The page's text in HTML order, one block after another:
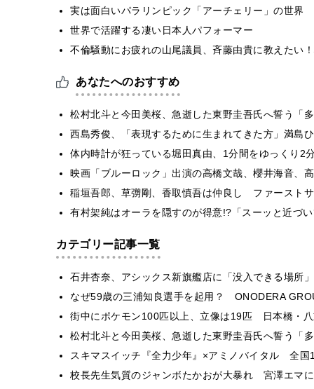
実は面白いパラリンピック「アーチェリー」の世界
世界で活躍する凄い日本人パフォーマー
不倫騒動にお疲れの山尾議員、斉藤由貴に教えたい
あなたへのおすすめ
松村北斗と今田美桜、急逝した東野圭吾氏へ誓う「
西島秀俊、「表現するために生まれてきた方」満島
体内時計が狂っている堀田真由、1分間をゆっくり2
映画「ブルーロック」出演の高橋文哉、櫻井海音、
稲垣吾郎、草彅剛、香取慎吾は仲良し ファースト
有村架純はオーラを隠すのが得意!?「スーッと近づ
カテゴリー記事一覧
石井杏奈、アシックス新旗艦店に「没入できる場所
なぜ59歳の三浦知良選手を起用？ ONODERA
街中にポケモン100匹以上、立像は19匹 日本橋・
松村北斗と今田美桜、急逝した東野圭吾氏へ誓う「
スキマスイッチ『全力少年』×アミノバイタル 全国
校長先生気質のジャンボたかおが大暴れ 宮澤エマ